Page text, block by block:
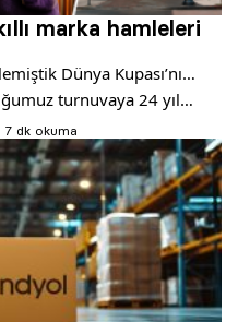
marka hamleleri
Dünya Kupası’nı…
turnuvaya 24 yıl…
7 dk okuma